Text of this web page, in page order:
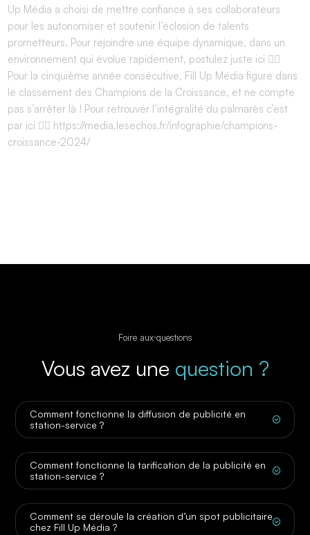
Up Média a choisi de mettre confiance à ses collaborateurs
pour les autonomiser et soutenir l’éclosion de talents
prometteurs. Pour rejoindre une équipe dynamique, dans un
environnement qui évolue rapidement, postulez juste ici 👉🏽
Pour la cinquième année consécutive, Fill Up Média figure dans
le classement des Champions de la Croissance, et ne compte
pas s’arrêter là ! Pour retrouver l’intégralité du palmarès c’est
par ici 👉🏽 https://media.lesechos.fr/infographie/champions-
croissance-2024/
Foire aux questions
Vous avez une question ?
;
Comment fonctionne la diffusion de publicité en
station-service ?
;
Comment fonctionne la tarification de la publicité en
station-service ?
;
Comment se déroule la création d’un spot publicitaire
chez Fill Up Média ?